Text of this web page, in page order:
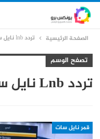
الصفحة الرئيسية تردد lnb نايل سات 2020
تصفح الوسم
تردد Lnb نايل سات 2020
قمر نايل سات